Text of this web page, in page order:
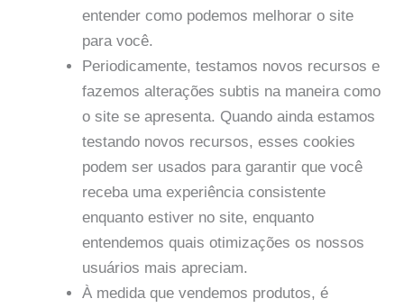
entender como podemos melhorar o site
para você.
Periodicamente, testamos novos recursos e
fazemos alterações subtis na maneira como
o site se apresenta. Quando ainda estamos
testando novos recursos, esses cookies
podem ser usados ​​para garantir que você
receba uma experiência consistente
enquanto estiver no site, enquanto
entendemos quais otimizações os nossos
usuários mais apreciam.
À medida que vendemos produtos, é